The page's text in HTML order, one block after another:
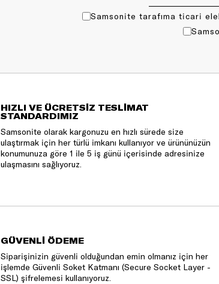
Samsonite tarafıma ticari
HIZLI VE ÜCRETSİZ TESLİMAT
STANDARDIMIZ
Samsonite olarak kargonuzu en hızlı sürede size
ulaştırmak için her türlü imkanı kullanıyor ve ürününüzün
konumunuza göre 1 ile 5 iş günü içerisinde adresinize
ulaşmasını sağlıyoruz.
GÜVENLİ ÖDEME
Siparişinizin güvenli olduğundan emin olmanız için her
işlemde Güvenli Soket Katmanı (Secure Socket Layer -
SSL) şifrelemesi kullanıyoruz.